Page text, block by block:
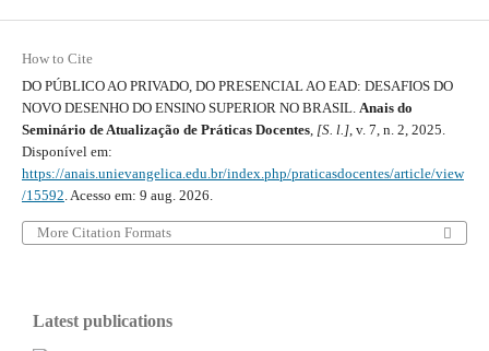
How to Cite
DO PÚBLICO AO PRIVADO, DO PRESENCIAL AO EAD: DESAFIOS DO
NOVO DESENHO DO ENSINO SUPERIOR NO BRASIL. Anais do
Seminário de Atualização de Práticas Docentes, [S. l.], v. 7, n. 2, 2025.
Disponível em:
https://anais.unievangelica.edu.br/index.php/praticasdocentes/article/view
/15592. Acesso em: 9 aug. 2026.
More Citation Formats
Latest publications